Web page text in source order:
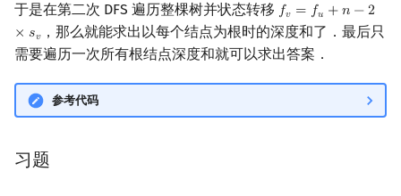
于是在第二次 DFS 遍历整棵树并状态转移 𝑓𝑣 = 𝑓𝑢 +𝑛 −2
× 𝑠𝑣
fv=fu +n −2 ×s v
，那么就能求出以每个结点为根时的深度和了．最后只
需要遍历一次所有根结点深度和就可以求出答案．
参考代码
习题